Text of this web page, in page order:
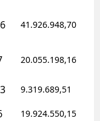
41.926.948,70
20.055.198,16
9.319.689,51
19.924.550,15